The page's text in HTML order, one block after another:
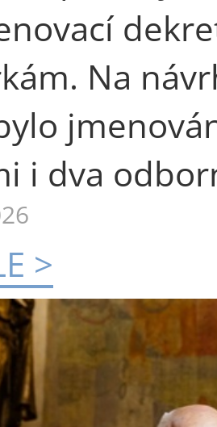
Na
i dva
>